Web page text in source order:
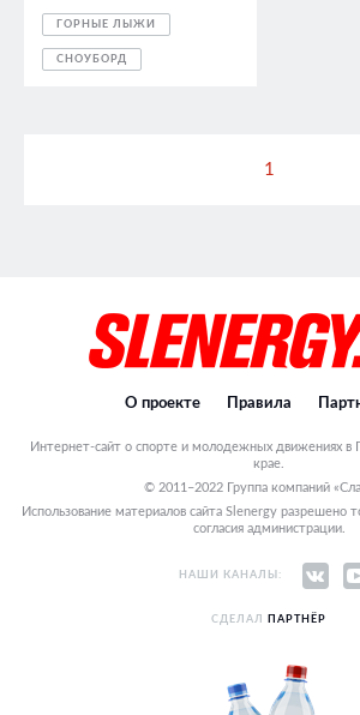
ГОРНЫЕ ЛЫЖИ
СНОУБОРД
1
О проекте Правила
Интернет-сайт о спорте и молодежных движениях в
крае.
© 2011–2022 Группа компаний
Использование материалов сайта Slenergy разрешено
согласия администрации.
НАШИ КАНАЛЫ:
СДЕЛАЛ ПАРТНЁР